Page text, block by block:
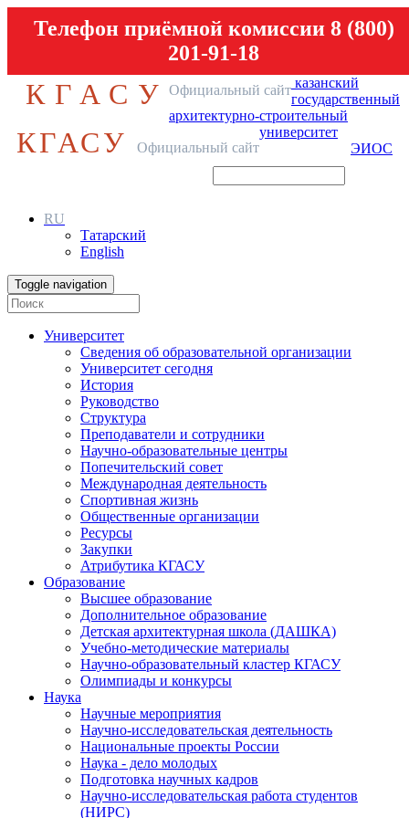
Телефон приёмной комиссии 8 (800)
201-91-18
КГАСУ Официальный сайт казанский
государственный
архитектурно-строительный
университет
КГАСУ Официальный сайт ЭИОС
RU
Татарский
English
Toggle navigation
Университет
Сведения об образовательной организации
Университет сегодня
История
Руководство
Структура
Преподаватели и сотрудники
Научно-образовательные центры
Попечительский совет
Международная деятельность
Спортивная жизнь
Общественные организации
Ресурсы
Закупки
Атрибутика КГАСУ
Образование
Высшее образование
Дополнительное образование
Детская архитектурная школа (ДАШКА)
Учебно-методические материалы
Научно-образовательный кластер КГАСУ
Олимпиады и конкурсы
Наука
Научные мероприятия
Научно-исследовательская деятельность
Национальные проекты России
Наука - дело молодых
Подготовка научных кадров
Научно-исследовательская работа студентов
(НИРС)